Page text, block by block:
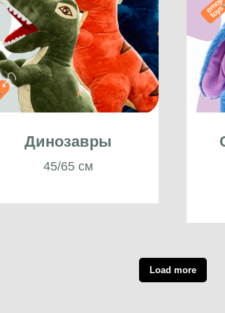
Динозавры
45/65 см
Load more